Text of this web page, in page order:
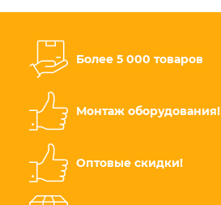
Более 5 000 товаров
Монтаж оборудования!
Оптовые скидки!